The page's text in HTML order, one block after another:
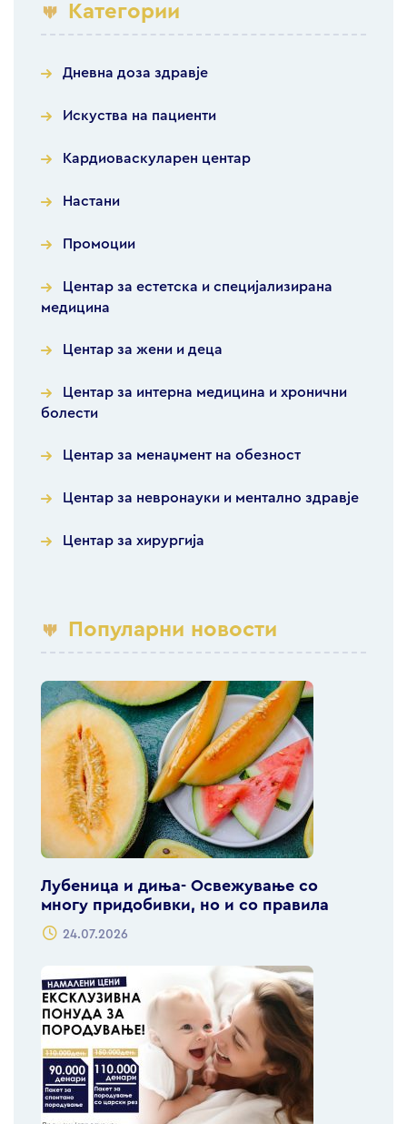
Категории
Дневна доза здравје
Искуства на пациенти
Кардиоваскуларен центар
Настани
Промоции
Центар за естетска и специјализирана
медицина
Центар за жени и деца
Центар за интерна медицина и хронични
болести
Центар за менаџмент на обезност
Центар за невронауки и ментално здравје
Центар за хирургија
Популарни новости
Лубеница и диња- Освежување со
многу придобивки, но и со правила
24.07.2026